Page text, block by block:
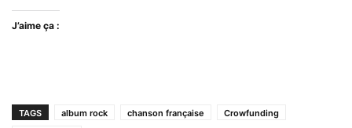
J’aime ça :
TAGS album rock chanson française
Crowfunding